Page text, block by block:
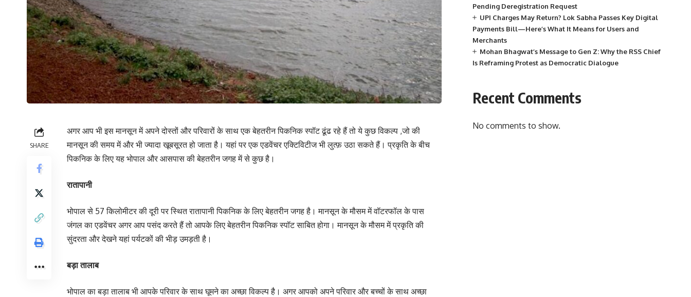
SHARE
अगर आप भी इस मानसून में अपने दोस्तों और परिवारों के साथ एक बेहतरीन पिकनिक स्पॉट ढूंढ रहे हैं तो ये कुछ विकल्प ,जो की
मानसून की समय में और भी ज्यादा खूबसूरत हो जाता है। यहां पर एक एडवेंचर एक्टिविटीज भी लुत्फ़ उठा सकते हैं। प्रकृति के बीच
पिकनिक के लिए यह भोपाल और आसपास की बेहतरीन जगह में से कुछ है।
रातापानी
भोपाल से 57 किलोमीटर की दूरी पर स्थित रातापानी पिकनिक के लिए बेहतरीन जगह है। मानसून के मौसम में वॉटरफॉल के पास
जंगल का एडवेंचर अगर आप पसंद करते हैं तो आपके लिए बेहतरीन पिकनिक स्पॉट साबित होगा। मानसून के मौसम में प्रकृति की
सुंदरता और देखने यहां पर्यटकों की भीड़ उमड़ती है।
बड़ा तालाब
भोपाल का बड़ा तालाब भी आपके परिवार के साथ घूमने का अच्छा विकल्प है। अगर आपको अपने परिवार और बच्चों के साथ अच्छा
Pending Deregistration Request
UPI Charges May Return? Lok Sabha Passes Key Digital
Payments Bill—Here’s What It Means for Users and
Merchants
Mohan Bhagwat’s Message to Gen Z: Why the RSS Chief
Is Reframing Protest as Democratic Dialogue
Recent Comments
No comments to show.